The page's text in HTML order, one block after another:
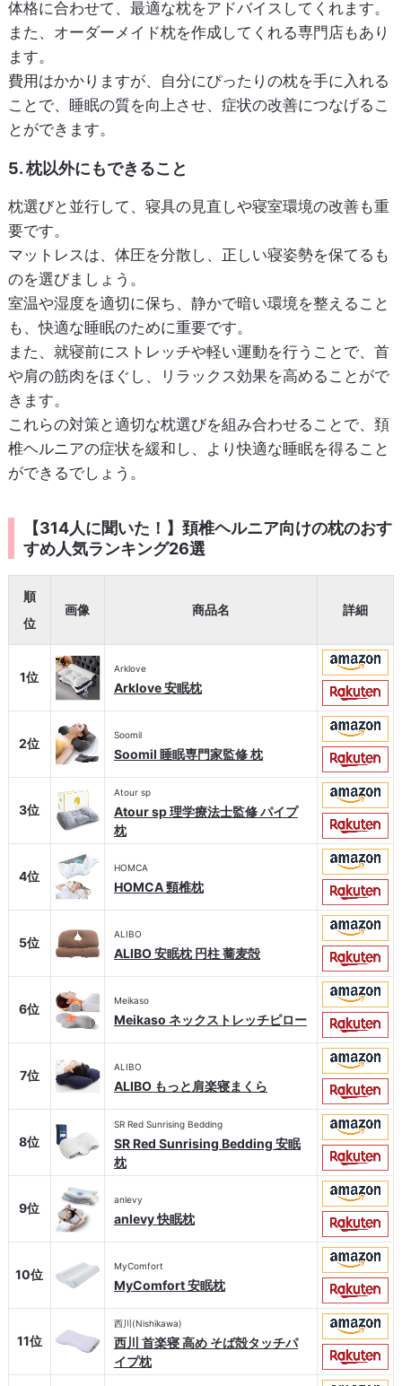
体格に合わせて、最適な枕をアドバイスしてくれます。
また、オーダーメイド枕を作成してくれる専門店もあり
ます。
費用はかかりますが、自分にぴったりの枕を手に入れる
ことで、睡眠の質を向上させ、症状の改善につなげるこ
とができます。
5. 枕以外にもできること
枕選びと並行して、寝具の見直しや寝室環境の改善も重
要です。
マットレスは、体圧を分散し、正しい寝姿勢を保てるも
のを選びましょう。
室温や湿度を適切に保ち、静かで暗い環境を整えること
も、快適な睡眠のために重要です。
また、就寝前にストレッチや軽い運動を行うことで、首
や肩の筋肉をほぐし、リラックス効果を高めることがで
きます。
これらの対策と適切な枕選びを組み合わせることで、頚
椎ヘルニアの症状を緩和し、より快適な睡眠を得ること
ができるでしょう。
【314人に聞いた！】頚椎ヘルニア向けの枕のおす
すめ人気ランキング26選
順
位
画像 商品名 詳細
1位
Arklove
Arklove 安眠枕
2位
Soomil
Soomil 睡眠専門家監修 枕
3位
Atour sp
Atour sp 理学療法士監修 パイプ
枕
4位
HOMCA
HOMCA 頸椎枕
5位
ALIBO
ALIBO 安眠枕 円柱 蕎麦殻
6位
Meikaso
Meikaso ネックストレッチピロー
7位
ALIBO
ALIBO もっと肩楽寝まくら
8位
SR Red Sunrising Bedding
SR Red Sunrising Bedding 安眠
枕
9位
anlevy
anlevy 快眠枕
10位
MyComfort
MyComfort 安眠枕
11位
西川(Nishikawa)
西川 首楽寝 高め そば殻タッチパ
イプ枕